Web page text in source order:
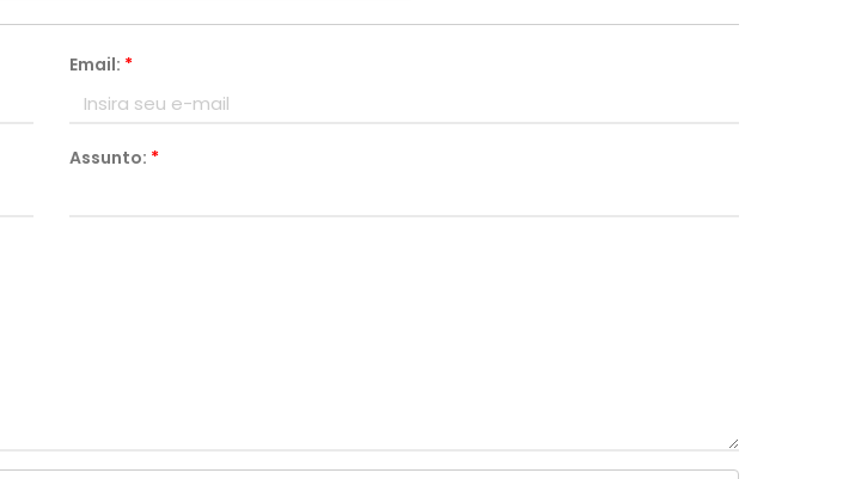
Email: *
Assunto: *